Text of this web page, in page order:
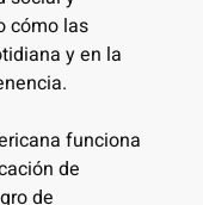
cómo las
y en la
funciona
de
de